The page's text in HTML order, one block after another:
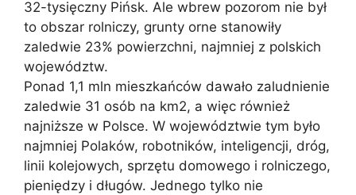
32-tysięczny Pińsk. Ale wbrew pozorom nie był
to obszar rolniczy, grunty orne stanowiły
zaledwie 23% powierzchni, najmniej z polskich
województw.
Ponad 1,1 mln mieszkańców dawało zaludnienie
zaledwie 31 osób na km2, a więc również
najniższe w Polsce. W województwie tym było
najmniej Polaków, robotników, inteligencji, dróg,
linii kolejowych, sprzętu domowego i rolniczego,
pieniędzy i długów. Jednego tylko nie